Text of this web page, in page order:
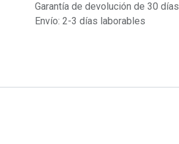
Garantía de devolución de 30 días
Envío: 2-3 días laborables